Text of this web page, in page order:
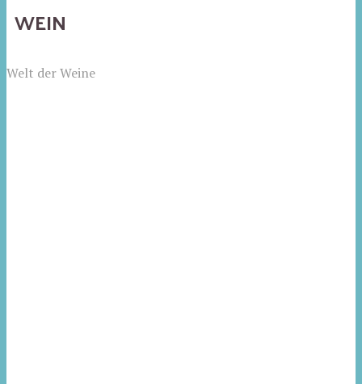
WEIN
Welt der Weine